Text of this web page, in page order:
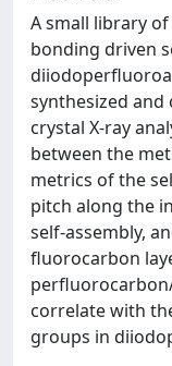
A small library
bonding driven
synthesized
crystal X-ray
between the
metrics of the
pitch along the
self-assembly,
fluorocarbon
correlate with
groups in